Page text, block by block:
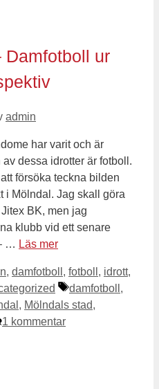
Damfotboll ur
admin
har varit och är
dessa idrotter är fotboll.
försöka teckna bilden
i Mölndal. Jag skall göra
BK, men jag
klubb vid ett senare
… Läs mer
, damfotboll , fotboll , idrott,
Etiketter
damfotboll ,
, Mölndals stad,
1 kommentar